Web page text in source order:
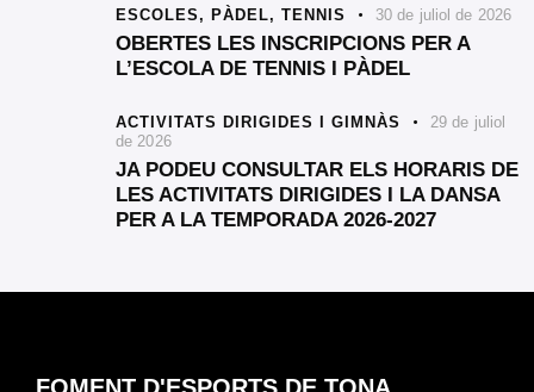
ESCOLES, PÀDEL, TENNIS 30 de juliol de 2026
OBERTES LES INSCRIPCIONS PER A
L’ESCOLA DE TENNIS I PÀDEL
ACTIVITATS DIRIGIDES I GIMNÀS
29 de juliol
de 2026
JA PODEU CONSULTAR ELS HORARIS DE
LES ACTIVITATS DIRIGIDES I LA DANSA
PER A LA TEMPORADA 2026-2027